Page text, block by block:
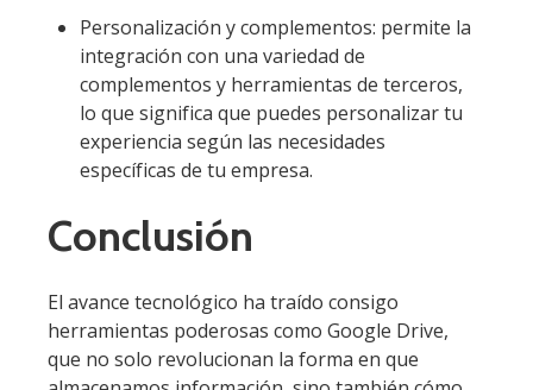
Personalización y complementos: permite la
integración con una variedad de
complementos y herramientas de terceros,
lo que significa que puedes personalizar tu
experiencia según las necesidades
específicas de tu empresa.
Conclusión
El avance tecnológico ha traído consigo
herramientas poderosas como Google Drive,
que no solo revolucionan la forma en que